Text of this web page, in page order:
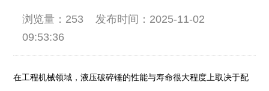
浏览量：253
发布时间：2025-11-02
09:53:36
在工程机械领域，液压破碎锤的性能与寿命很大程度上取决于配